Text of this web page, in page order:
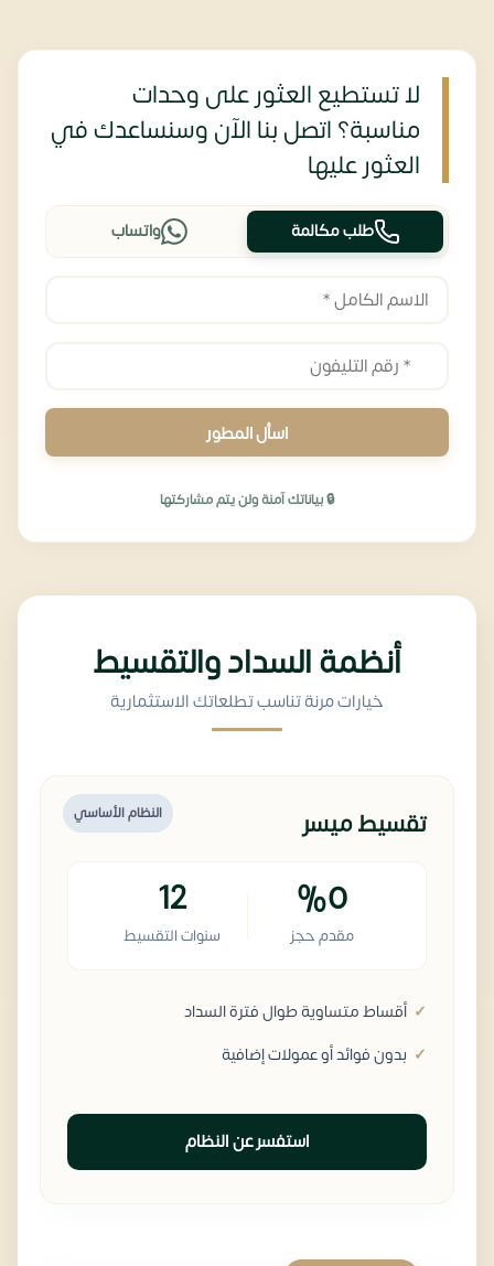
لا تستطيع العثور على وحدات
مناسبة؟ اتصل بنا الآن وسنساعدك في
العثور عليها
طلب مكالمة واتساب
اسأل المطور
🔒 بياناتك آمنة ولن يتم مشاركتها
أنظمة السداد والتقسيط
خيارات مرنة تناسب تطلعاتك الاستثمارية
النظام الأساسي تقسيط ميسر
%0
مقدم حجز
12
سنوات التقسيط
أقساط متساوية طوال فترة السداد
بدون فوائد أو عمولات إضافية
استفسر عن النظام